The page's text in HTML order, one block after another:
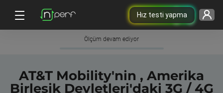
Hız testi yapma
Ölçüm devam ediyor
AT&T Mobility'nin , Amerika
Birleşik Devletleri'daki 3G / 4G